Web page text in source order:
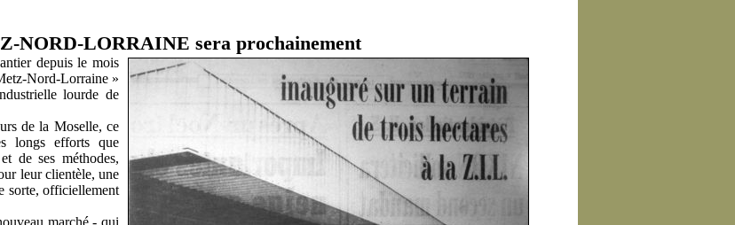
NORD-LORRAINE sera prochainement
depuis le mois
Nord-Lorraine »
lourde de
de la Moselle, ce
longs efforts que
de ses méthodes,
leur clientèle, une
sorte, officiellement
marché - qui